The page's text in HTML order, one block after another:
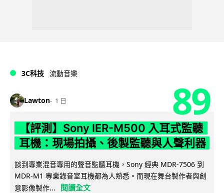
3C科技 流動音樂
Lawton 1 日 89
【評測】Sony IER-M500 入耳式監聽
耳機：現場拍攝、後製監聽與人聲利器
談到專業混音專用的聲音監聽耳機，Sony 經典 MDR-7506 到
MDR-M1 專業錄音室耳機都為人熟悉。而現在舞台製作者與創
意影像製作...
閱讀全文